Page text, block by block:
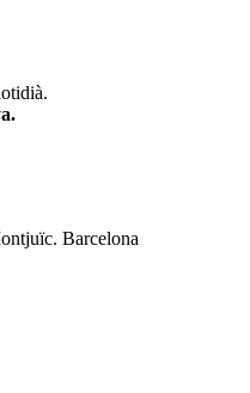
Barcelona